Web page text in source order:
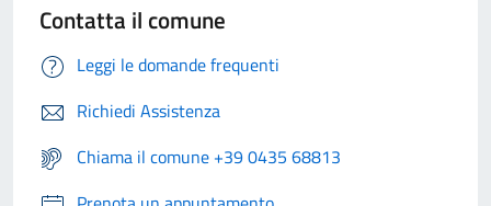
Contatta il comune
Leggi le domande frequenti
Richiedi Assistenza
Chiama il comune +39 0435 68813